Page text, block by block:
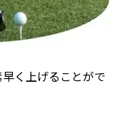
く上げることがで